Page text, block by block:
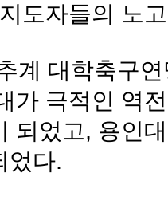
도자들의 노
계 대학축구
가 극적인 역
되었고, 용인
었다.